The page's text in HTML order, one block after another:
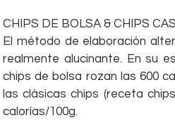
CHIPS DE BOLSA & CHIPS
El método de elaboración
realmente alucinante. En su
chips de bolsa rozan las 600
las clásicas chips (receta
calorías/100g.